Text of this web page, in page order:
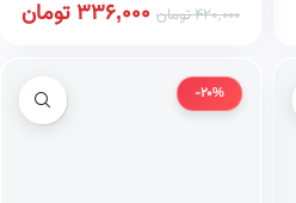
420,000تومان 336,000تومان
-20%